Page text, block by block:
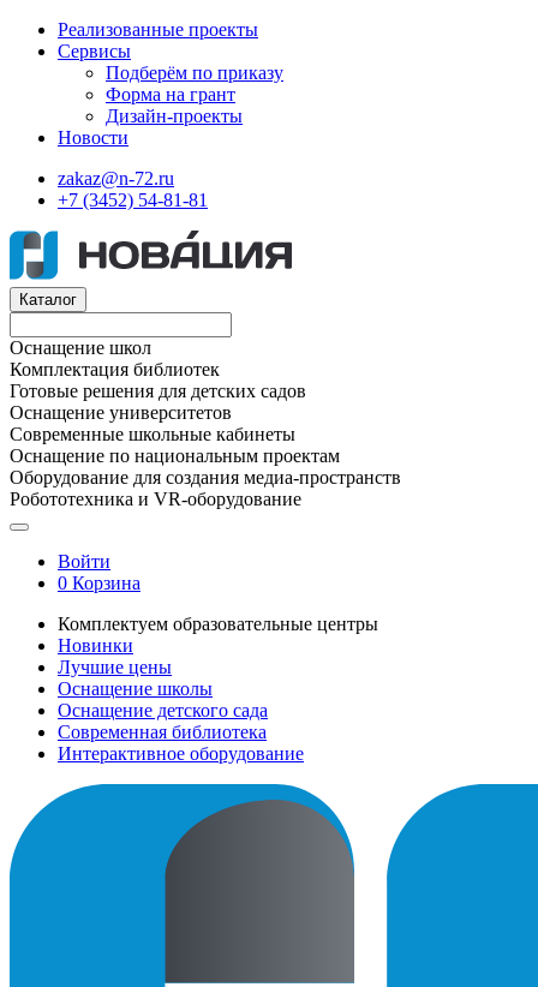
Реализованные проекты
Сервисы
Подберём по приказу
Форма на грант
Дизайн-проекты
Новости
zakaz@n-72.ru
+7 (3452) 54-81-81
Каталог
Оснащение школ
Комплектация библиотек
Готовые решения для детских садов
Оснащение университетов
Современные школьные кабинеты
Оснащение по национальным проектам
Оборудование для создания медиа-пространств
Робототехника и VR-оборудование
Войти
0 Корзина
Комплектуем образовательные центры
Новинки
Лучшие цены
Оснащение школы
Оснащение детского сада
Современная библиотека
Интерактивное оборудование